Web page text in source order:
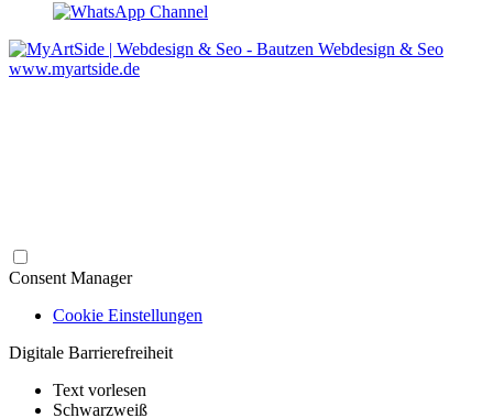
Webdesign & Seo
www.myartside.de
Consent Manager
Cookie Einstellungen
Digitale Barrierefreiheit
Text vorlesen
Schwarzweiß